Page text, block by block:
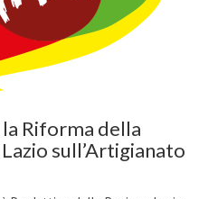
Riforma della
sull’Artigianato